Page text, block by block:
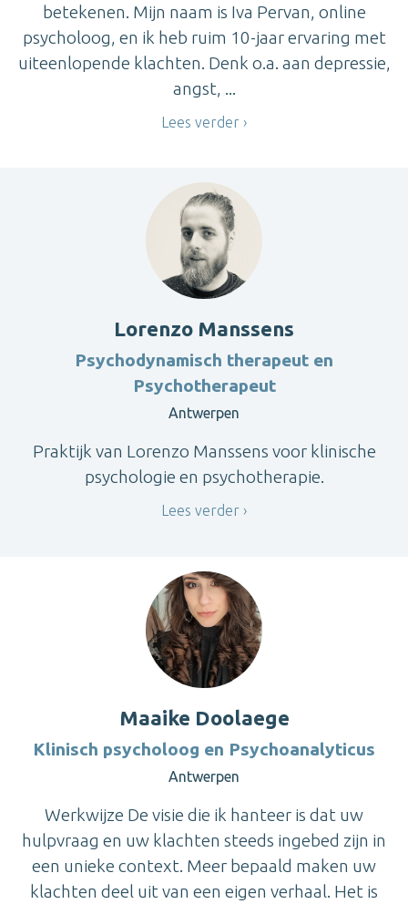
betekenen. Mijn naam is Iva Pervan, online
psycholoog, en ik heb ruim 10-jaar ervaring met
uiteenlopende klachten. Denk o.a. aan depressie,
angst, ...
Lees verder
Lorenzo Manssens
Psychodynamisch therapeut en
Psychotherapeut
Antwerpen
Praktijk van Lorenzo Manssens voor klinische
psychologie en psychotherapie.
Lees verder
Maaike Doolaege
Klinisch psycholoog en Psychoanalyticus
Antwerpen
Werkwijze De visie die ik hanteer is dat uw
hulpvraag en uw klachten steeds ingebed zijn in
een unieke context. Meer bepaald maken uw
klachten deel uit van een eigen verhaal. Het is